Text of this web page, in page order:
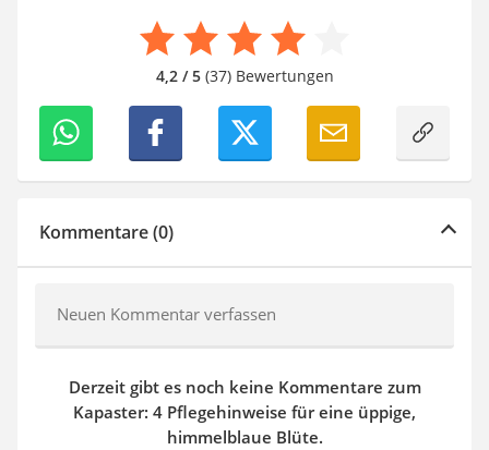
4,2 / 5(37) Bewertungen
Kommentare (0)
Neuen Kommentar verfassen
Derzeit gibt es noch keine Kommentare zum
Kapaster: 4 Pflegehinweise für eine üppige,
himmelblaue Blüte.